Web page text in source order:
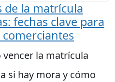
de la matrícula
fechas clave para
la matrícula
si hay mora y cómo